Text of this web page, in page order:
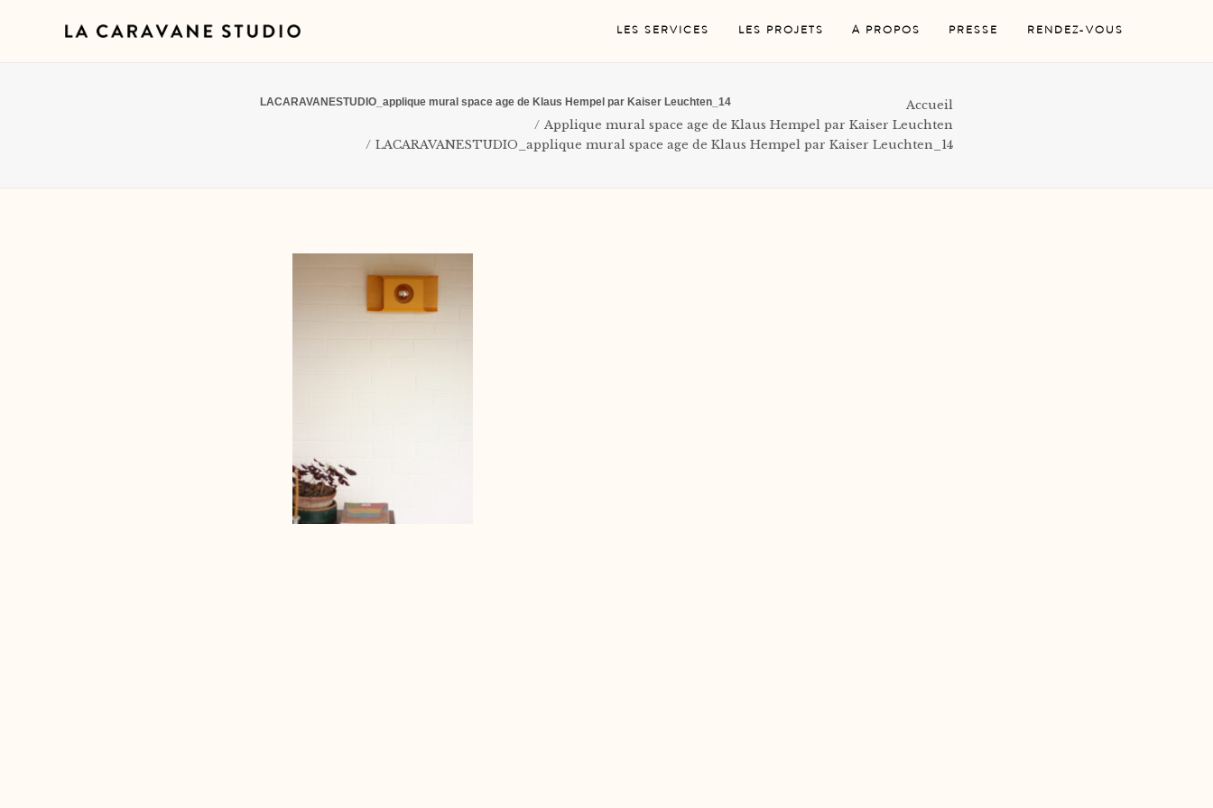
LES SERVICES LES PROJETS A PROPOS PRESSE RENDEZ-VOUS
LACARAVANESTUDIO_applique mural space age de Klaus Hempel par Kaiser Leuchten_14
Accueil
Applique mural space age de Klaus Hempel par Kaiser Leuchten
LACARAVANESTUDIO_applique mural space age de Klaus Hempel par Kaiser Leuchten_14